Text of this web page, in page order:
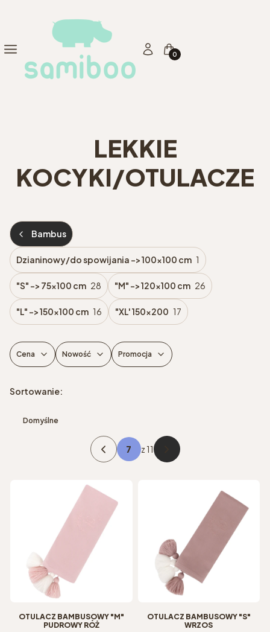
Menu Zaloguj sięProdukty w koszyku: 0.
Koszyk
LEKKIE
KOCYKI/OTULACZE
Bambus
Dzianinowy/do spowijania -> 100x100 cm 1
"S" -> 75x100 cm 28 "M" -> 120x100 cm 26
"L" -> 150x100 cm 16 "XL' 150x200 17
Cena Nowość Promocja
Lista produktów
Sortowanie:
Domyślne
Poprzednie produkty
z 11 Następne produkty
OTULACZ BAMBUSOWY "M"
PUDROWY RÓŻ
OTULACZ BAMBUSOWY "S"
WRZOS